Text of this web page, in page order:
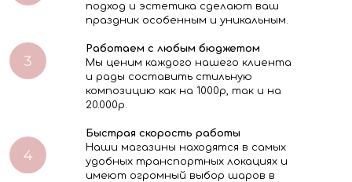
подход и эстетика сделают ваш
праздник особенным и уникальным.
Работаем с любым бюджетом
Мы ценим каждого нашего клиента
и рады составить стильную
композицию как на 1000р, так и на
20.000р.
Быстрая скорость работы
Наши магазины находятся в самых
удобных транспортных локациях и
имеют огромный выбор шаров в